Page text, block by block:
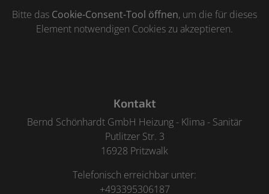
Bitte das Cookie-Consent-Tool öffnen, um die für dieses
Element notwendigen Cookies zu akzeptieren.
Footer - Kontaktdaten und Öffnungszeiten
Kontakt
Bernd Schönhardt GmbH Heizung - Klima - Sanitär
Putlitzer Str. 3
16928 Pritzwalk
Telefonisch erreichbar unter:
+493395306187